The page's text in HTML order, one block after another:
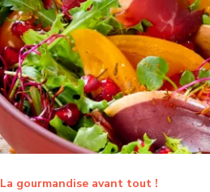
La gourmandise avant tout !